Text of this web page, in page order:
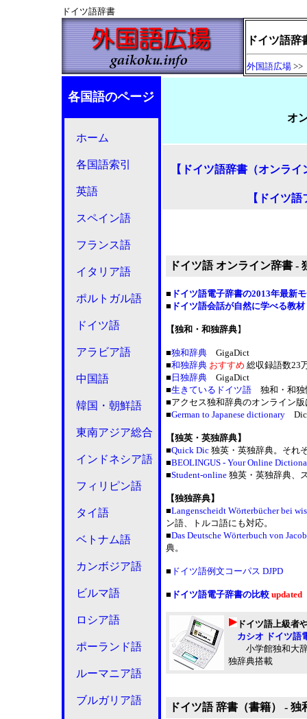
ドイツ語辞書
ドイツ語
外国語広場>>
各国語のページ
ホーム
各国語索引
英語
スペイン語
フランス語
イタリア語
ポルトガル語
ドイツ語
アラビア語
中国語
韓国・朝鮮語
東南アジア総合
インドネシア語
フィリピン語
タイ語
ベトナム語
カンボジア語
ビルマ語
ロシア語
ポーランド語
ルーマニア語
ブルガリア語
オ
【ドイツ語辞書（オンライ
【ドイツ
ドイツ語 オンライン辞書 -
■ ドイツ語電子辞書の2013年最新
■ ドイツ語会話が自然に学べる教材
【独和・和独辞典】
■独和辞典GigaDict
■和独辞典 おすすめ 総収録語数23
■ 日独辞典GigaDict
■生きているドイツ語独和・和独
■アクセス独和辞典のオンライン
■German to Japanese dictionary
【独英・英独辞典】
■Quick Dic独英・英独辞典。それ
■BEOLINGUS - Your Online
■Student-online独英・英独辞典、
【独独辞典】
■Langenscheidt Wörterbücher bei
ン語、トルコ語にも対応。
■Das Deutsche Wörterbuch von
典。
■ ドイツ語例文コーパス DJPD
■ ドイツ語電子辞書の比較 updated
ドイツ語上級者
カシオ ドイツ語
小学館独和大
独辞典搭載
ドイツ語 辞書（書籍） -